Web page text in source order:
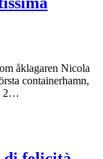
åklagaren Nicola
containerhamn,
2…